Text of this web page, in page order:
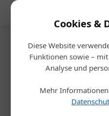
Cookies &
Diese Website
Funktionen sowie –
Analyse und
Mehr
Startseite/